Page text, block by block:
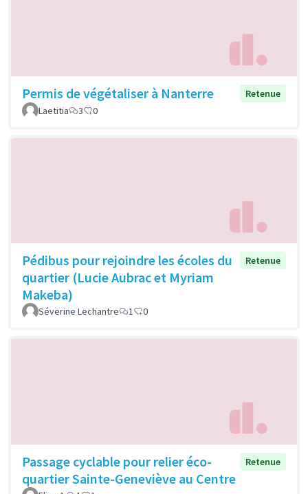
Permis de végétaliser à Nanterre
Retenue
Laetitia
3 0
Pédibus pour rejoindre les écoles du
quartier (Lucie Aubrac et Myriam
Makeba)
Retenue
Séverine Lechantre 1 0
Passage cyclable pour relier éco-
quartier Sainte-Geneviève au Centre
Retenue